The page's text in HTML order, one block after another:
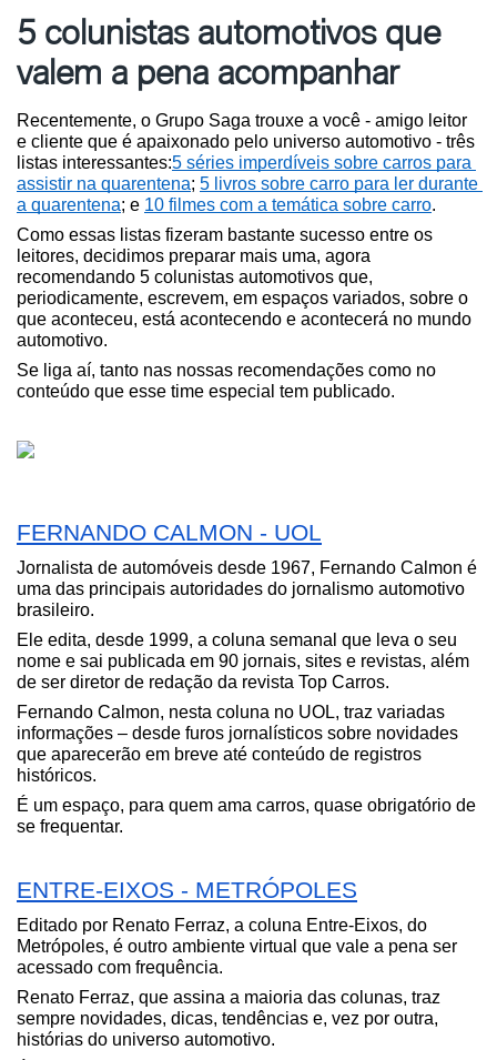
5 colunistas automotivos que
valem a pena acompanhar
Recentemente, o Grupo Saga trouxe a você - amigo leitor
e cliente que é apaixonado pelo universo automotivo - três
listas interessantes:5 séries imperdíveis sobre carros para
assistir na quarentena; 5 livros sobre carro para ler durante
a quarentena; e 10 filmes com a temática sobre carro.
Como essas listas fizeram bastante sucesso entre os
leitores, decidimos preparar mais uma, agora
recomendando 5 colunistas automotivos que,
periodicamente, escrevem, em espaços variados, sobre o
que aconteceu, está acontecendo e acontecerá no mundo
automotivo.
Se liga aí, tanto nas nossas recomendações como no
conteúdo que esse time especial tem publicado.
FERNANDO CALMON - UOL
Jornalista de automóveis desde 1967, Fernando Calmon é
uma das principais autoridades do jornalismo automotivo
brasileiro.
Ele edita, desde 1999, a coluna semanal que leva o seu
nome e sai publicada em 90 jornais, sites e revistas, além
de ser diretor de redação da revista Top Carros.
Fernando Calmon, nesta coluna no UOL, traz variadas
informações – desde furos jornalísticos sobre novidades
que aparecerão em breve até conteúdo de registros
históricos.
É um espaço, para quem ama carros, quase obrigatório de
se frequentar.
ENTRE-EIXOS - METRÓPOLES
Editado por Renato Ferraz, a coluna Entre-Eixos, do
Metrópoles, é outro ambiente virtual que vale a pena ser
acessado com frequência.
Renato Ferraz, que assina a maioria das colunas, traz
sempre novidades, dicas, tendências e, vez por outra,
histórias do universo automotivo.